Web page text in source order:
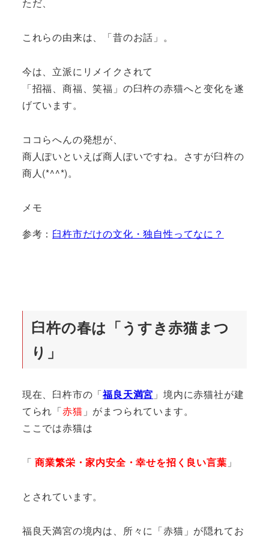
ただ、
これらの由来は、「昔のお話」。
今は、立派にリメイクされて
「招福、商福、笑福 」の臼杵の赤猫へと变化を遂
げています。
ココらへんの発想が、
商人ぽいといえば商人ぽいですね。さすが臼杵の
商人(*^^*)。
メモ
参考： 臼杵市だけの文化・独自性ってなに？
臼杵の春は「うすき赤猫まつ
り」
現在、臼杵市の「福良天満宮 」境内に赤猫社が建
てられ「赤猫 」がまつられています。
ここでは赤猫は
「商業繁栄・家内安全・幸せを招く良い言葉 」
とされています。
福良天満宮の境内は、所々に「赤猫」が隠れてお